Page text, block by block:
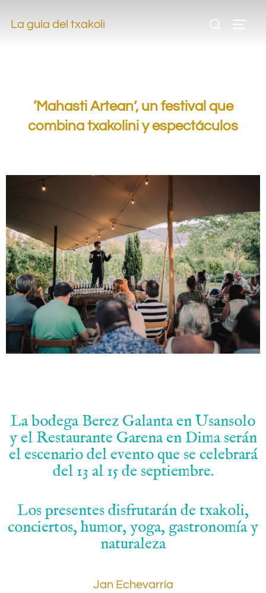
La guía del txakoli
‘Mahasti Artean’, un festival que
combina txakolini y espectáculos
La bodega Berez Galanta en Usansolo
y el Restaurante Garena en Dima serán
el escenario del evento que se celebrará
del 13 al 15 de septiembre.
Los presentes disfrutarán de txakoli,
conciertos, humor, yoga, gastronomía y
naturaleza
Jan Echevarría